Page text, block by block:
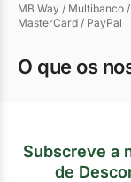
MB Way / Multibanco
MasterCard / PayPal
O que os
Subscreve a
de